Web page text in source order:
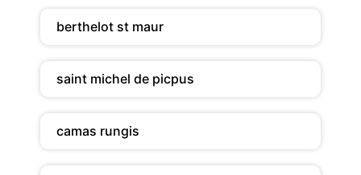
berthelot st maur
saint michel de picpus
camas rungis